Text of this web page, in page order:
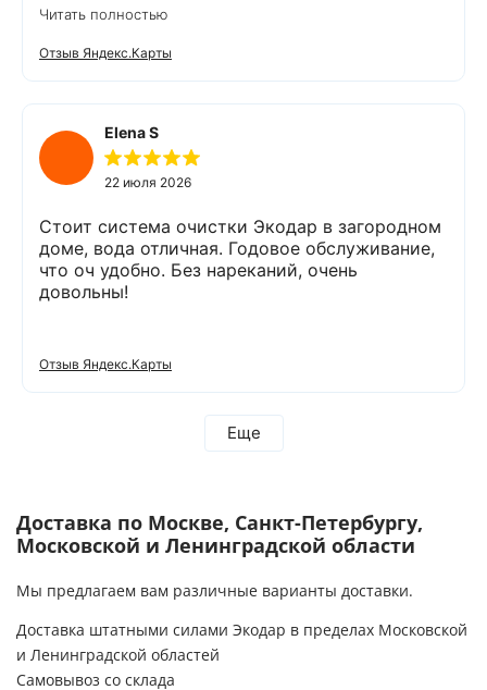
подобрать оптимальный вариант, пригласил в
офис для заключения договора. Оборудование
«Экодар компакт», которое я поставил,
убрало посторонние запахи. Вода стала
мягкой и приятной на вкус. Полностью
доволен сотрудничеством с Компанией
«Экодар». Рекомендую.
Читать полностью
Отзыв Яндекс.Карты
Elena S
22 июля 2026
Стоит система очистки Экодар в загородном
доме, вода отличная. Годовое обслуживание,
что оч удобно. Без нареканий, очень
довольны!
Отзыв Яндекс.Карты
Еще
Доставка по Москве, Санкт-Петербургу,
Московской и Ленинградской области
Мы предлагаем вам различные варианты доставки.
Доставка штатными силами Экодар в пределах Московской
и Ленинградской областей
Самовывоз со склада